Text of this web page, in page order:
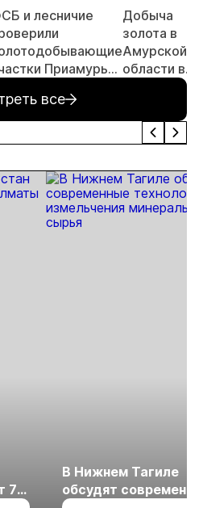
и лесничие
Приамурья
Добыча
золота в
Амурской
области в
январе-мае
на 1,8%
все
7
В Нижнем Тагиле
обсудят